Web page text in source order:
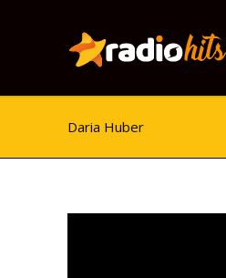
Daria Huber